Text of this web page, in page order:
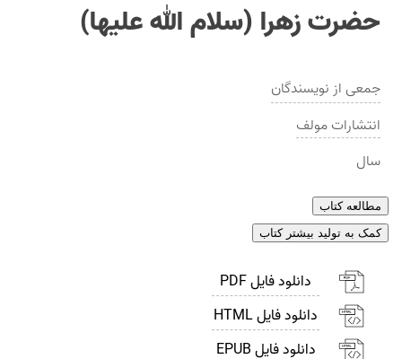
حضرت زهرا (سلام الله علیها)
جمعی از نویسندگان
انتشاراتمولف
سال
مطالعه کتاب
کمک به تولید بیشتر کتاب
دانلود فایل PDF
دانلود فایل HTML
دانلود فایل EPUB